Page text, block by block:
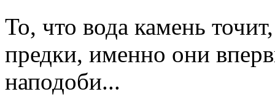
То, что вода камень
предки, именно они
наподоби...